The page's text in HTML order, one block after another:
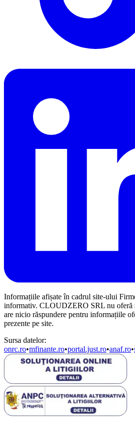
Informațiile afișate în cadrul site-ului
informativ. CLOUDZERO SRL nu oferă
are nicio răspundere pentru informațiile
prezente pe site.
Sursa datelor:
onrc.ro•mfinante.ro•portal.just.ro•anaf.ro•